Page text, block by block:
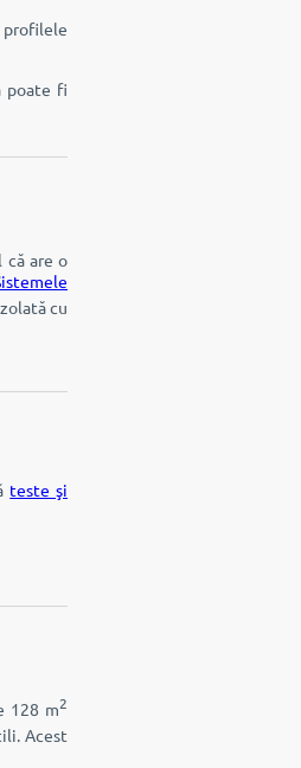
poate fi
că are o
cu
teste şi
128 m2
Acest